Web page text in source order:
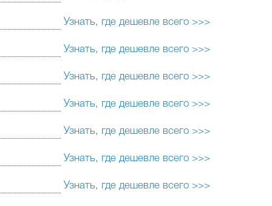
Узнать, где дешевле всего >>>
Узнать, где дешевле всего >>>
Узнать, где дешевле всего >>>
Узнать, где дешевле всего >>>
Узнать, где дешевле всего >>>
Узнать, где дешевле всего >>>
Узнать, где дешевле всего >>>